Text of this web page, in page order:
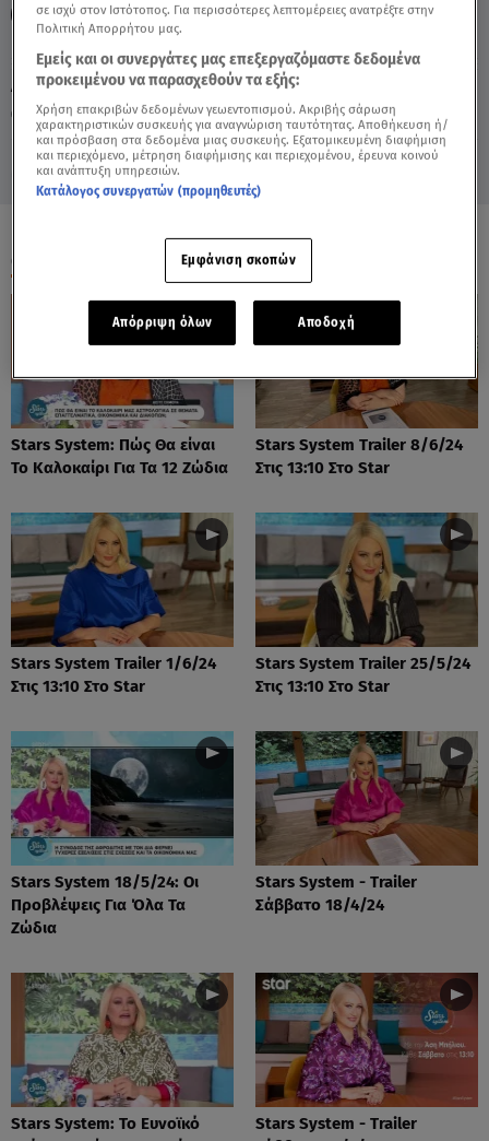
Δευτέρα 10 Αυγούστου 2026
25.12.21, 13:49 ΖΩΔΙΑ
ΑΣΤΡΟΛΟΓΙΚΕΣ ΠΡΟΒΛΕΨΕΙΣ
ΟΛΑ ΤΑ ΒΙΝΤΕΟ
Stars System: Πώς Θα είναι
Το Καλοκαίρι Για Τα 12 Ζώδια
Stars System Trailer 8/6/24
Στις 13:10 Στο Star
Stars System Trailer 1/6/24
Στις 13:10 Στο Star
Stars System Trailer 25/5/24
Στις 13:10 Στο Star
Stars System 18/5/24: Οι
Προβλέψεις Για Όλα Τα
Ζώδια
Stars System - Trailer
Σάββατο 18/4/24
Stars System: Το Ευνοϊκό
Stars System - Trailer
σε ισχύ στον Ιστότοπος. Για περισσότερες λεπτομέρειες ανατρέξτε στην
Πολιτική Απορρήτου μας.
Εμείς και οι συνεργάτες μας επεξεργαζόμαστε δεδομένα
προκειμένου να παρασχεθούν τα εξής:
Χρήση επακριβών δεδομένων γεωεντοπισμού. Ακριβής σάρωση
χαρακτηριστικών συσκευής για αναγνώριση ταυτότητας. Αποθήκευση ή/
και πρόσβαση στα δεδομένα μιας συσκευής. Εξατομικευμένη διαφήμιση
και περιεχόμενο, μέτρηση διαφήμισης και περιεχομένου, έρευνα κοινού
και ανάπτυξη υπηρεσιών.
Κατάλογος συνεργατών (προμηθευτές)
Εμφάνιση σκοπών
Απόρριψη όλων Αποδοχή